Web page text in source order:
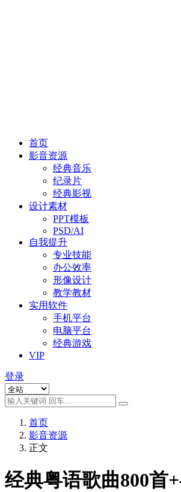
首页
影音资源
经典音乐
纪录片
经典影视
设计素材
PPT模板
PSD/AI
自我提升
专业技能
办公效率
形像设计
教学教材
实用软件
手机平台
电脑平台
经典游戏
VIP
登录
首页
影音资源
正文
经典粤语歌曲800首